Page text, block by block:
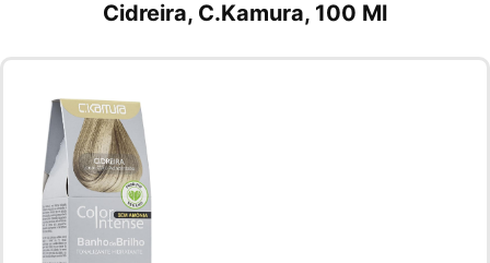
Cidreira, C.Kamura, 100 Ml